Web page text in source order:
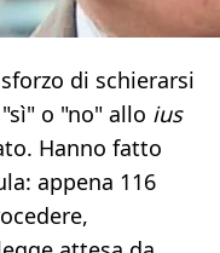
di schierarsi
o "no" allo ius
Hanno fatto
appena 116